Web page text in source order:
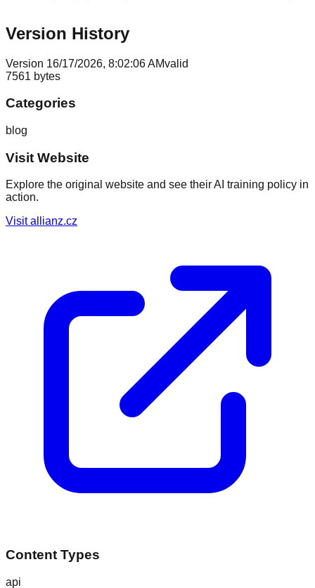
Version History
Version 16/17/2026, 8:02:06 AMvalid
7561 bytes
Categories
blog
Visit Website
Explore the original website and see their AI training policy in
action.
Visitallianz.cz
Content Types
api